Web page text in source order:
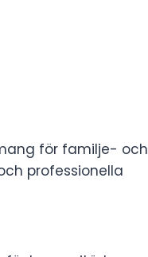
för familje- och
professionella